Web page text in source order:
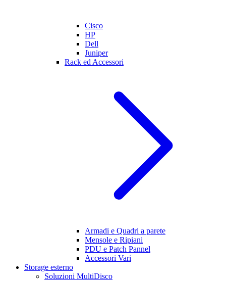
Cisco
HP
Dell
Juniper
Rack ed Accessori
Armadi e Quadri a parete
Mensole e Ripiani
PDU e Patch Pannel
Accessori Vari
Storage esterno
Soluzioni MultiDisco